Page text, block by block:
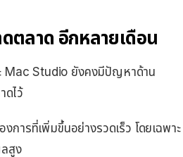
ตลาด อีกหลายเดือน
Mac Studio ยังคงมีปัญหาด้าน
ดไว้
ารที่เพิ่มขึ้นอย่างรวดเร็ว โดยเฉพาะ
สูง